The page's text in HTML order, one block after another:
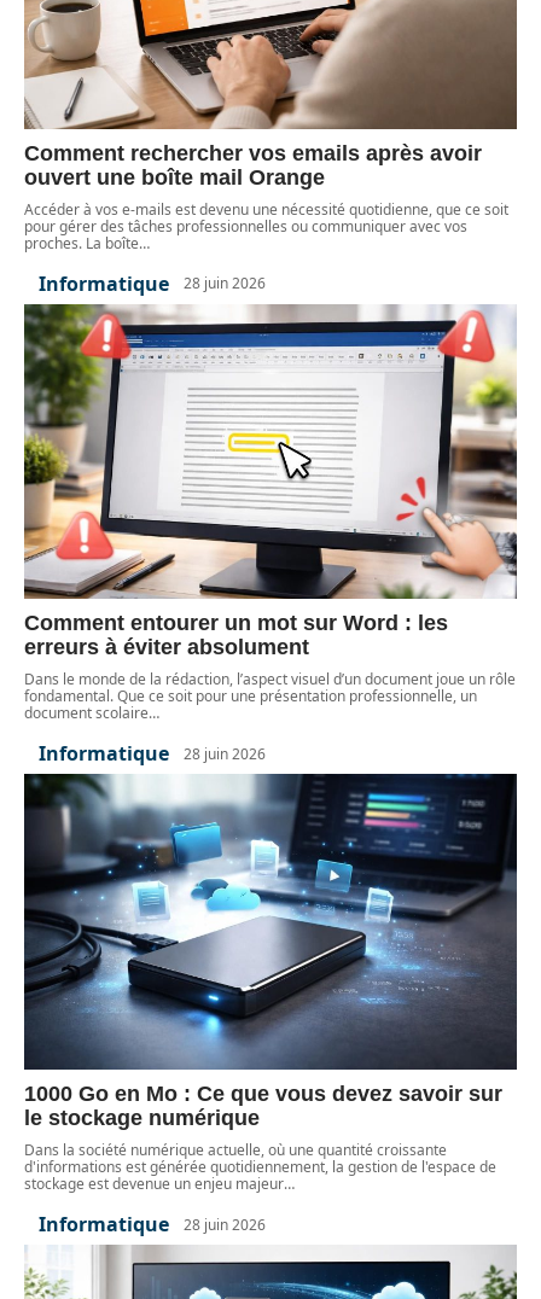
Comment rechercher vos emails après avoir
ouvert une boîte mail Orange
Accéder à vos e-mails est devenu une nécessité quotidienne, que ce soit
pour gérer des tâches professionnelles ou communiquer avec vos
proches. La boîte…
Informatique 28 juin 2026
Comment entourer un mot sur Word : les
erreurs à éviter absolument
Dans le monde de la rédaction, l’aspect visuel d’un document joue un rôle
fondamental. Que ce soit pour une présentation professionnelle, un
document scolaire…
Informatique 28 juin 2026
1000 Go en Mo : Ce que vous devez savoir sur
le stockage numérique
Dans la société numérique actuelle, où une quantité croissante
d'informations est générée quotidiennement, la gestion de l'espace de
stockage est devenue un enjeu majeur…
Informatique 28 juin 2026